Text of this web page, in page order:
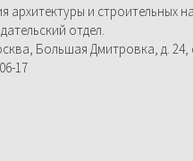
архитектуры и строительных
отдел.
Большая Дмитровка, д. 24,
17